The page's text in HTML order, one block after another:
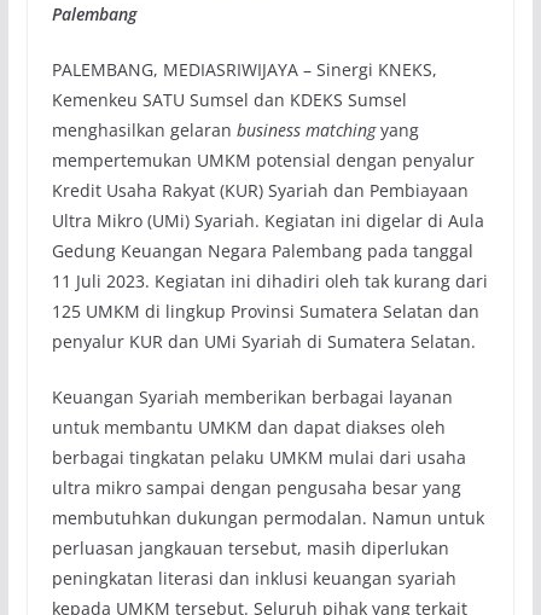
Palembang
PALEMBANG, MEDIASRIWIJAYA – Sinergi KNEKS,
Kemenkeu SATU Sumsel dan KDEKS Sumsel
menghasilkan gelaran business matchingyang
mempertemukan UMKM potensial dengan penyalur
Kredit Usaha Rakyat (KUR) Syariah dan Pembiayaan
Ultra Mikro (UMi) Syariah. Kegiatan ini digelar di Aula
Gedung Keuangan Negara Palembang pada tanggal
11 Juli 2023. Kegiatan ini dihadiri oleh tak kurang dari
125 UMKM di lingkup Provinsi Sumatera Selatan dan
penyalur KUR dan UMi Syariah di Sumatera Selatan.
Keuangan Syariah memberikan berbagai layanan
untuk membantu UMKM dan dapat diakses oleh
berbagai tingkatan pelaku UMKM mulai dari usaha
ultra mikro sampai dengan pengusaha besar yang
membutuhkan dukungan permodalan. Namun untuk
perluasan jangkauan tersebut, masih diperlukan
peningkatan literasi dan inklusi keuangan syariah
kepada UMKM tersebut. Seluruh pihak yang terkait